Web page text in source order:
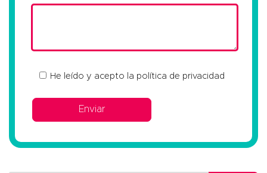
He leído y acepto la política de privacidad